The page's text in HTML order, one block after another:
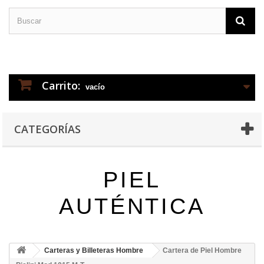
Carrito: vacío
CATEGORÍAS
PIEL
AUTÉNTICA
Carteras y Billeteras Hombre
Cartera de Piel Hombre